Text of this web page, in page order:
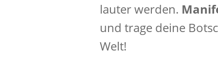
lauter werden.
und trage deine
Welt!